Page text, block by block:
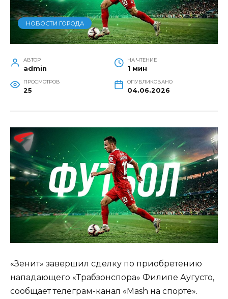
НОВОСТИ ГОРОДА
АВТОР
admin
НА ЧТЕНИЕ
1 мин
ПРОСМОТРОВ
25
ОПУБЛИКОВАНО
04.06.2026
«Зенит» завершил сделку по приобретению
нападающего «Трабзонспора» Филипе Аугусто,
сообщает телеграм-канал «Mash на спорте».